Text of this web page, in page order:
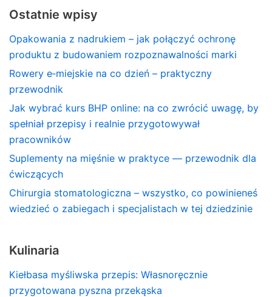
Ostatnie wpisy
Opakowania z nadrukiem – jak połączyć ochronę
produktu z budowaniem rozpoznawalności marki
Rowery e‑miejskie na co dzień – praktyczny
przewodnik
Jak wybrać kurs BHP online: na co zwrócić uwagę, by
spełniał przepisy i realnie przygotowywał
pracowników
Suplementy na mięśnie w praktyce — przewodnik dla
ćwiczących
Chirurgia stomatologiczna – wszystko, co powinieneś
wiedzieć o zabiegach i specjalistach w tej dziedzinie
Kulinaria
Kiełbasa myśliwska przepis: Własnoręcznie
przygotowana pyszna przekąska